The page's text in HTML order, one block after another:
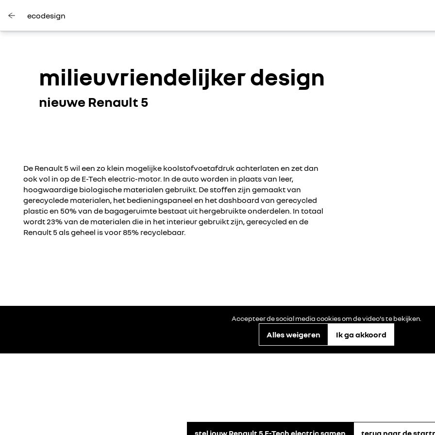
ecodesign
milieuvriendelijker design
nieuwe Renault 5
De Renault 5 wil een zo klein mogelijke koolstofvoetafdruk achterlaten en zet dan
ook vol in op de E-Tech electric-motor. In de auto worden in plaats van leer,
hoogwaardige biologische materialen gebruikt. De stoffen zijn gemaakt van
gerecyclede materialen, het bedieningspaneel en het dashboard van gerecycled
plastic en 50% van de bagageruimte bestaat uit hergebruikte onderdelen. In totaal
wordt 23% van de materialen die in het interieur gebruikt zijn, gerecycled en de
Renault 5 als geheel is voor 85% recyclebaar.
Accepteer de social media cookies om de video's te bekijken.
Alles weigeren Ik ga akkoord
stel jouw Renault 5 E-Tech electric samen terug naar de